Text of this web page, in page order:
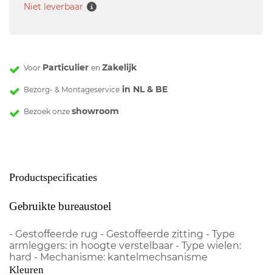
Niet leverbaar
Voor Particulier en Zakelijk
Bezorg- & Montageservice in NL & BE
Bezoek onze showroom
Productspecificaties
Gebruikte bureaustoel
- Gestoffeerde rug - Gestoffeerde zitting - Type
armleggers: in hoogte verstelbaar - Type wielen:
hard - Mechanisme: kantelmechsanisme
Kleuren